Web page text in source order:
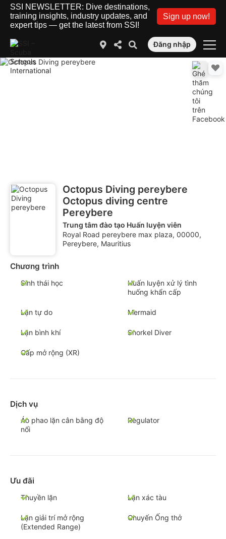
SSI NEWSLETTER: Dive destinations,
training insights, industry updates, and
expert tips — get the latest from SSI!
Sign up now!
Đăng nhập
Octopus Diving pereybere
Octopus diving centre
Pereybere
Trung tâm đào tạo Huấn luyện viên
Royal Road pereybere max plaza, 00000,
Pereybere, Mauritius
Chương trình
Sinh thái học
Huấn luyện xử lý tình
huống khẩn cấp
Lặn tự do Mermaid
Lặn bình khí Snorkel Diver
Cấp mở rộng (XR)
Dịch vụ
Áo phao lặn cân bằng độ
nổi
Regulator
Ưu đãi
Thuyền lặn Lặn xác tàu
Lặn giải trí mở rộng
(Extended Range)
Chuyến Ống thở